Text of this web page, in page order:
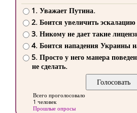
1. Уважает Путина.
2. Боится увеличить
3. Никому не дает такие
4. Боится нападения Украины
5. Просто у него манера
не сделать.
Всего проголосовало
1 человек
Прошлые опросы